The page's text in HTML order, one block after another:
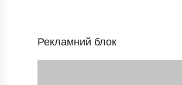
Рекламний блок